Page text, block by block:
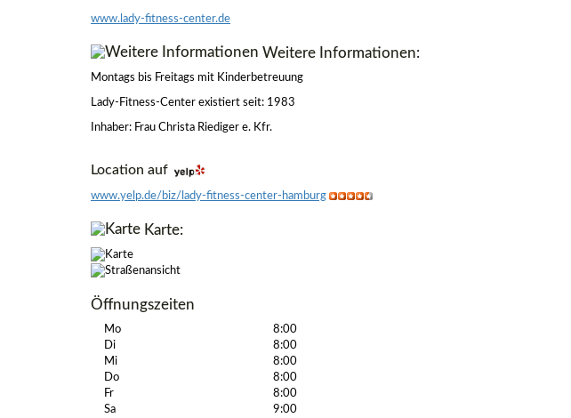
www.lady-fitness-center.de
Weitere Informationen:
Montags bis Freitags mit Kinderbetreuung
Lady-Fitness-Center existiert seit: 1983
Inhaber: Frau Christa Riediger e. Kfr.
Location auf
www.yelp.de/biz/lady-fitness-center-hamburg
Karte:
Öffnungszeiten
Mo 8:00
Di
8:00
Mi
8:00
Do
8:00
Fr
8:00
Sa
9:00